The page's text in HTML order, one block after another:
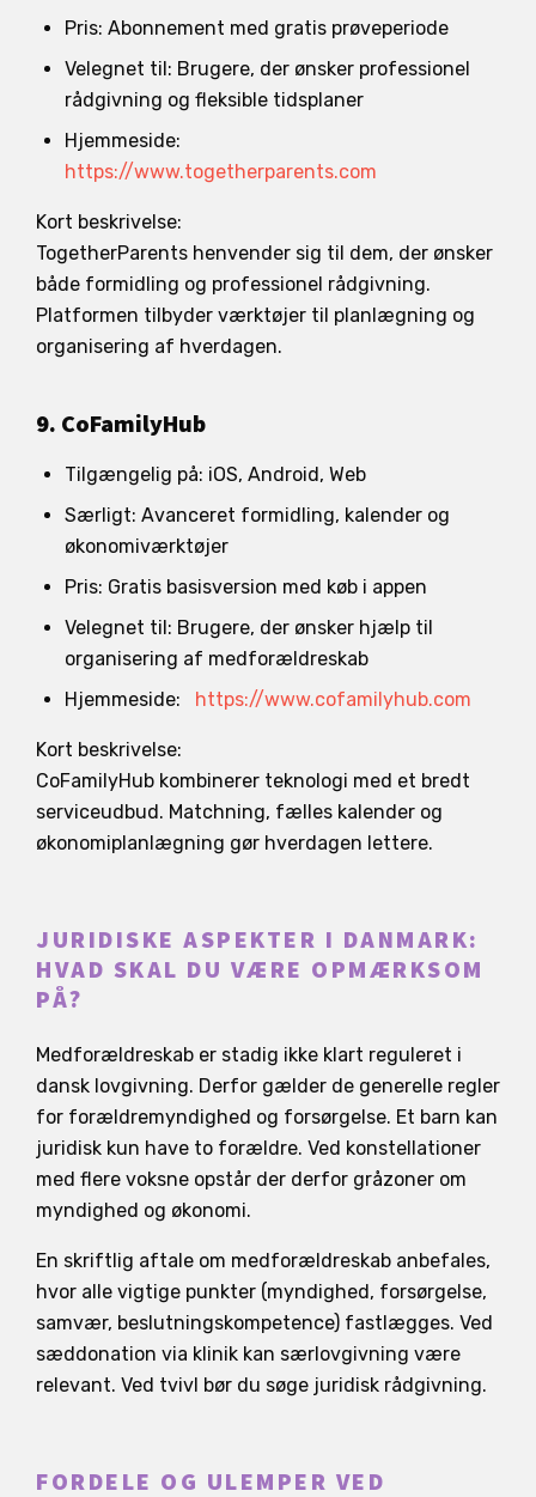
Pris: Abonnement med gratis prøveperiode
Velegnet til: Brugere, der ønsker professionel
rådgivning og fleksible tidsplaner
Hjemmeside:
https://www.togetherparents.com
Kort beskrivelse:
TogetherParents henvender sig til dem, der ønsker
både formidling og professionel rådgivning.
Platformen tilbyder værktøjer til planlægning og
organisering af hverdagen.
9. CoFamilyHub
Tilgængelig på: iOS, Android, Web
Særligt: Avanceret formidling, kalender og
økonomiværktøjer
Pris: Gratis basisversion med køb i appen
Velegnet til: Brugere, der ønsker hjælp til
organisering af medforældreskab
Hjemmeside: https://www.cofamilyhub.com
Kort beskrivelse:
CoFamilyHub kombinerer teknologi med et bredt
serviceudbud. Matchning, fælles kalender og
økonomiplanlægning gør hverdagen lettere.
JURIDISKE ASPEKTER I DANMARK:
HVAD SKAL DU VÆRE OPMÆRKSOM
PÅ?
Medforældreskab er stadig ikke klart reguleret i
dansk lovgivning. Derfor gælder de generelle regler
for forældremyndighed og forsørgelse. Et barn kan
juridisk kun have to forældre. Ved konstellationer
med flere voksne opstår der derfor gråzoner om
myndighed og økonomi.
En skriftlig aftale om medforældreskab anbefales,
hvor alle vigtige punkter (myndighed, forsørgelse,
samvær, beslutningskompetence) fastlægges. Ved
sæddonation via klinik kan særlovgivning være
relevant. Ved tvivl bør du søge juridisk rådgivning.
FORDELE OG ULEMPER VED